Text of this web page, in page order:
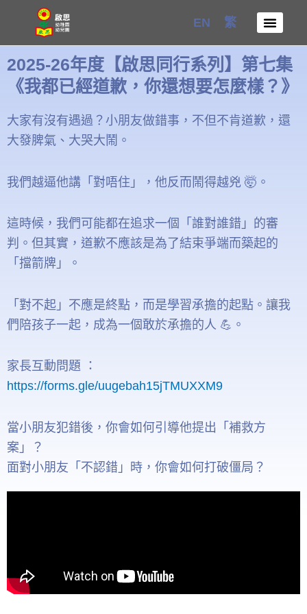
content
EN 繁
2025-26年度【啟思同行系列】第七集
《我都已經道歉，你還想要怎麼樣？》
大家有沒有遇過？小朋友做錯事，不但不肯道歉，還
大發脾氣、大哭大鬧。
我們越逼他講「對唔住」，他反而鬧得越兇 🤯。
這時候，我們可能都在追求一個「誰對誰錯」的審
判。但其實，道歉不應該是為了結束爭端而築起的
「擋箭牌」。
「對不起」不應是終點，而是學習承擔的起點。讓我
們陪孩子一起，成為一個敢於承擔的人 💪。
家長互動問題 ：
https://forms.gle/uugebah15jTMUXXM9
當小朋友犯錯後，你會如何引導他提出「補救方
案」？
面對小朋友「不認錯」時，你會如何打破僵局？